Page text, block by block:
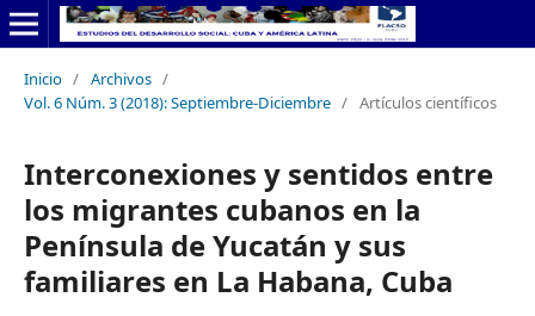
Inicio / Archivos /
Vol. 6 Núm. 3 (2018): Septiembre-Diciembre / Artículos científicos
Interconexiones y sentidos entre
los migrantes cubanos en la
Península de Yucatán y sus
familiares en La Habana, Cuba